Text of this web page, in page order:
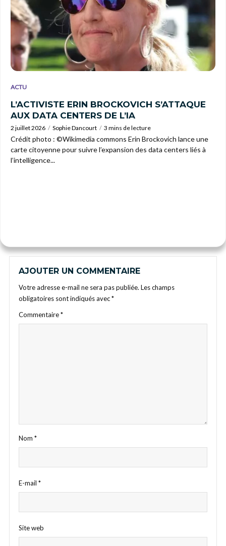
ACTU
L’ACTIVISTE ERIN BROCKOVICH S’ATTAQUE
AUX DATA CENTERS DE L’IA
2 juillet 2026 Sophie Dancourt 3 mins de lecture
Crédit photo : ©Wikimedia commons Erin Brockovich lance une
carte citoyenne pour suivre l’expansion des data centers liés à
l’intelligence...
AJOUTER UN COMMENTAIRE
Votre adresse e-mail ne sera pas publiée. Les champs
obligatoires sont indiqués avec*
Commentaire*
Nom *
E-mail *
Site web